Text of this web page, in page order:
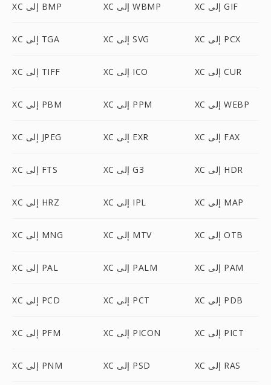
XC إلى BMP XC إلى WBMP XC إلى GIF
XC إلى TGA XC إلى SVG XC إلى PCX
XC إلى TIFF XC إلى ICO XC إلى CUR
XC إلى PBM XC إلى PPM XC إلى WEBP
XC إلى JPEG XC إلى EXR XC إلى FAX
XC إلى FTS XC إلى G3 XC إلى HDR
XC إلى HRZ XC إلى IPL XC إلى MAP
XC إلى MNG XC إلى MTV XC إلى OTB
XC إلى PAL XC إلى PALM XC إلى PAM
XC إلى PCD XC إلى PCT XC إلى PDB
XC إلى PFM XC إلى PICON XC إلى PICT
XC إلى PNM XC إلى PSD XC إلى RAS